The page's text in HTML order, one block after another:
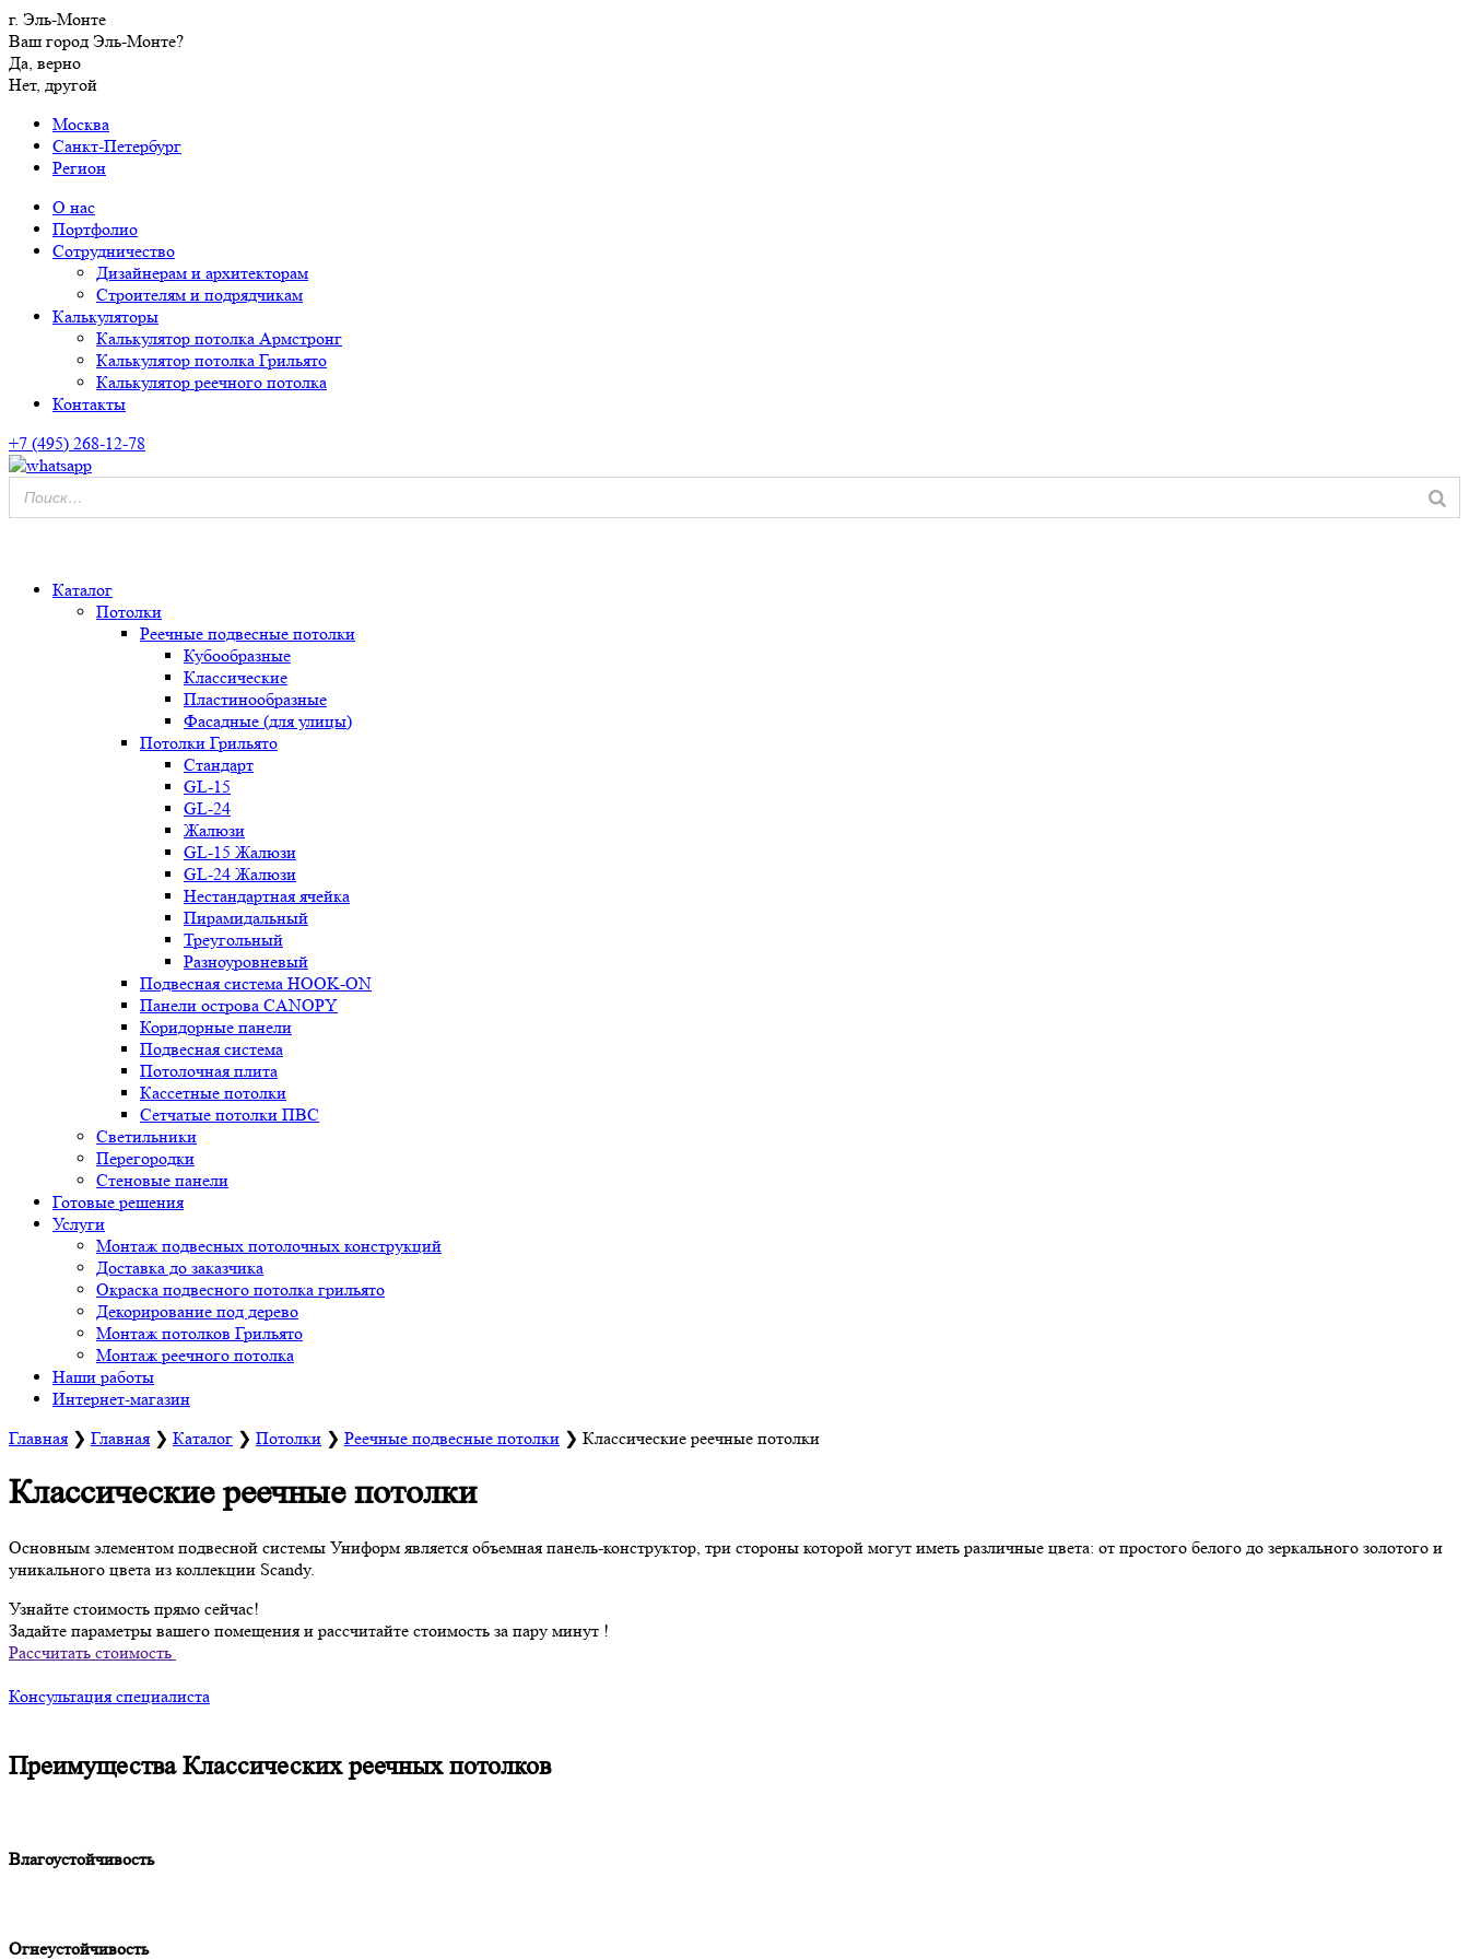
г. Эль-Монте
Ваш город Эль-Монте?
Да, верно
Нет, другой
Москва
Санкт-Петербург
Регион
О нас
Портфолио
Сотрудничество
Дизайнерам и архитекторам
Строителям и подрядчикам
Калькуляторы
Калькулятор потолка Армстронг
Калькулятор потолка Грильято
Калькулятор реечного потолка
Контакты
+7 (495) 268-12-78
Каталог
Потолки
Реечные подвесные потолки
Кубообразные
Классические
Пластинообразные
Фасадные (для улицы)
Потолки Грильято
Стандарт
GL-15
GL-24
Жалюзи
GL-15 Жалюзи
GL-24 Жалюзи
Нестандартная ячейка
Пирамидальный
Треугольный
Разноуровневый
Подвесная система HOOK-ON
Панели острова CANOPY
Коридорные панели
Подвесная система
Потолочная плита
Кассетные потолки
Сетчатые потолки ПВС
Светильники
Перегородки
Стеновые панели
Готовые решения
Услуги
Монтаж подвесных потолочных конструкций
Доставка до заказчика
Окраска подвесного потолка грильято
Декорирование под дерево
Монтаж потолков Грильято
Монтаж реечного потолка
Наши работы
Интернет-магазин
Главная ❯ Главная ❯ Каталог ❯ Потолки ❯ Реечные подвесные потолки ❯ Классические реечные потолки
Классические реечные потолки
Основным элементом подвесной системы Униформ является объемная панель-конструктор, три стороны которой могут иметь различные цвета: от простого белого до зеркального золотого и
уникального цвета из коллекции Scandy.
Узнайте стоимость прямо сейчас!
Задайте параметры вашего помещения и рассчитайте стоимость за пару минут !
Рассчитать стоимость
Консультация специалиста
ПреимуществаКлассических реечных потолков
Влагоустойчивость
Огнеустойчивость